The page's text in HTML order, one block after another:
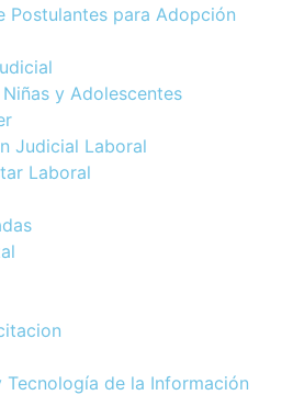
Postulantes para Adopción
y Adolescentes
Judicial Laboral
Laboral
Tecnología de la Información